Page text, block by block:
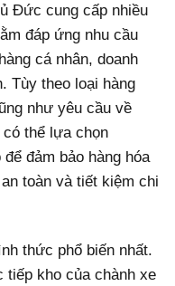
Đức cung cấp nhiều
đáp ứng nhu cầu
cá nhân, doanh
Tùy theo loại hàng
như yêu cầu về
thể lựa chọn
đảm bảo hàng hóa
toàn và tiết kiệm chi
thức phổ biến nhất.
tiếp kho của chành xe